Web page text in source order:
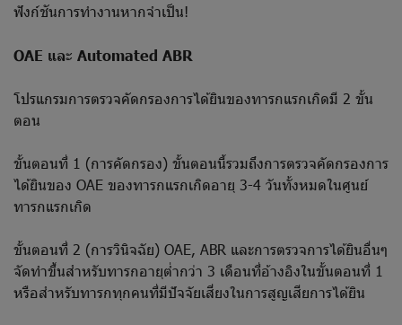
ฟังก์ชันการทำงานหากจำเป็น!
OAE และ Automated ABR
โปรแกรมการตรวจคัดกรองการได้ยินของทารกแรกเกิดมี 2 ขั้น
ตอน
ขั้นตอนที่ 1 (การคัดกรอง) ขั้นตอนนี้รวมถึงการตรวจคัดกรองการ
ได้ยินของ OAE ของทารกแรกเกิดอายุ 3-4 วันทั้งหมดในศูนย์
ทารกแรกเกิด
ขั้นตอนที่ 2 (การวินิจฉัย) OAE, ABR และการตรวจการได้ยินอื่นๆ
จัดทำขึ้นสำหรับทารกอายุต่ำกว่า 3 เดือนที่อ้างอิงในขั้นตอนที่ 1
หรือสำหรับทารกทุกคนที่มีปัจจัยเสี่ยงในการสูญเสียการได้ยิน